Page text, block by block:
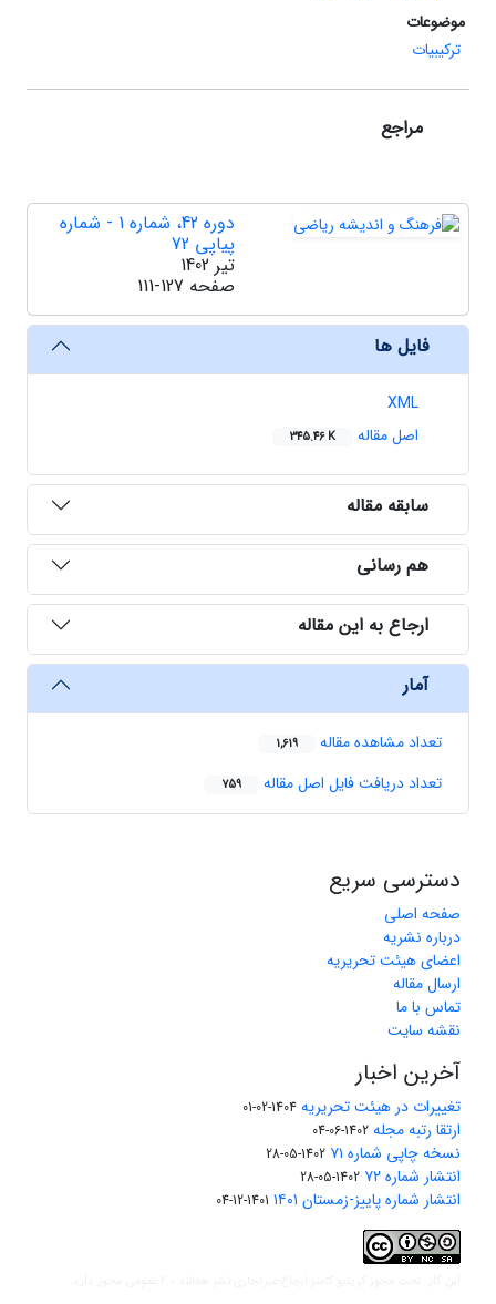
موضوعات
ترکیبیات
مراجع
دوره 42، شماره 1 - شماره
پیاپی 72
تیر 1402
صفحه 111-127
فایل ها
XML
اصل مقاله
345.46 K
سابقه مقاله
هم رسانی
ارجاع به این مقاله
آمار
تعداد مشاهده مقاله 1,619
تعداد دریافت فایل اصل مقاله 759
دسترسی سریع
صفحه اصلی
درباره نشریه
اعضای هیئت تحریریه
ارسال مقاله
تماس با ما
نقشه سایت
آخرین اخبار
تغییرات در هیئت تحریریه 1404-02-01
ارتقا رتبه مجله 1402-06-04
نسخه چاپی شماره ۷۱ 1402-05-28
انتشار شماره ۷۲ 1402-05-28
انتشار شماره پاییز-زمستان ۱۴۰۱ 1401-12-04